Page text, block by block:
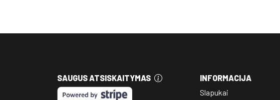
SAUGUS ATSISKAITYMAS
INFORMACIJA
Slapukai